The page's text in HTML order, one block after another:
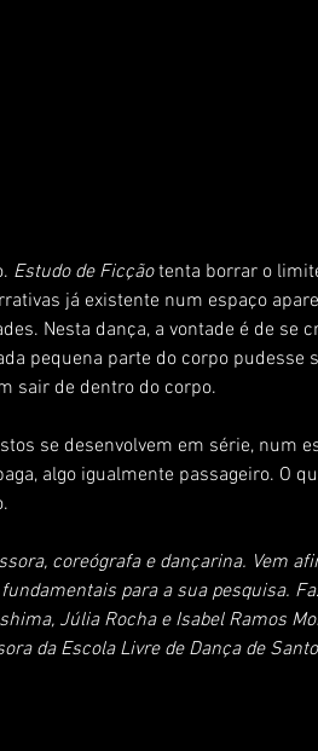
Estudo de Ficção tenta borrar o
já existente num espaço
Nesta dança, a vontade é de se
pequena parte do corpo pudesse
sair de dentro do corpo.
se desenvolvem em série, num
algo igualmente passageiro. O
coreógrafa e dançarina. Vem
para a sua pesquisa.
Júlia Rocha e Isabel Ramos
da Escola Livre de Dança de